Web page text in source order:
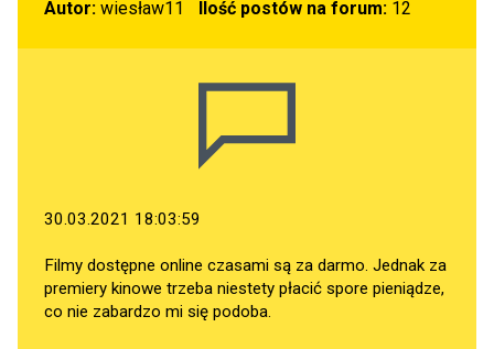
Autor: wiesław11 Ilość postów na forum:12
30.03.2021 18:03:59
Filmy dostępne online czasami są za darmo. Jednak za
premiery kinowe trzeba niestety płacić spore pieniądze,
co nie zabardzo mi się podoba.